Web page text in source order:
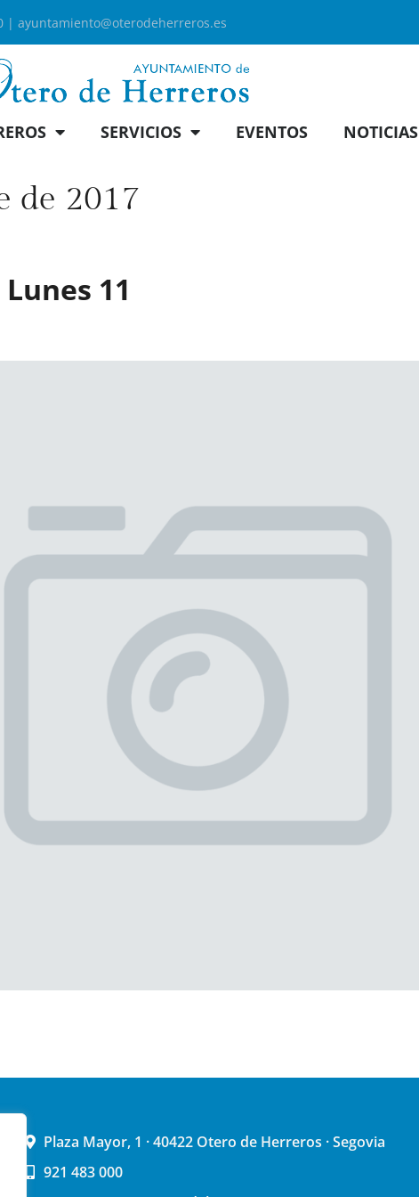
| ayuntamiento@oterodeherreros.es
SERVICIOS EVENTOS NOTICIAS
de 2017
11
Plaza Mayor, 1 · 40422 Otero de Herreros · Segovia
921 483 000